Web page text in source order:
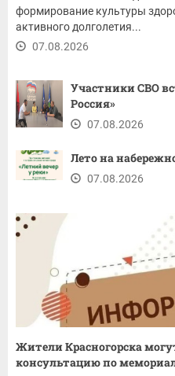
формирование культуры
активного долголетия...
07.08.2026
Участники СВО
Россия»
07.08.2026
Лето на
07.08.2026
Жители Красногорска
консультацию по